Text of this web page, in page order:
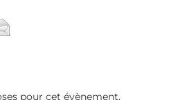
pour cet évènement.